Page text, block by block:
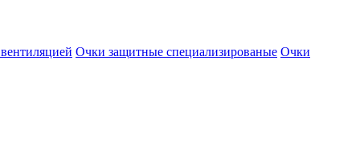
Очки защитные специализированые Очки